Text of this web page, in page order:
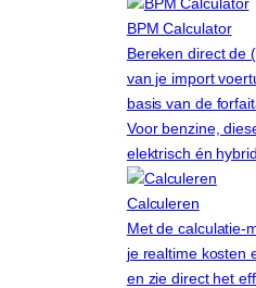
BPM Calculator
Bereken direct de
van je import
basis van de
Voor benzine,
elektrisch én
Calculeren
Met de calculatie-
je realtime kosten
en zie direct het